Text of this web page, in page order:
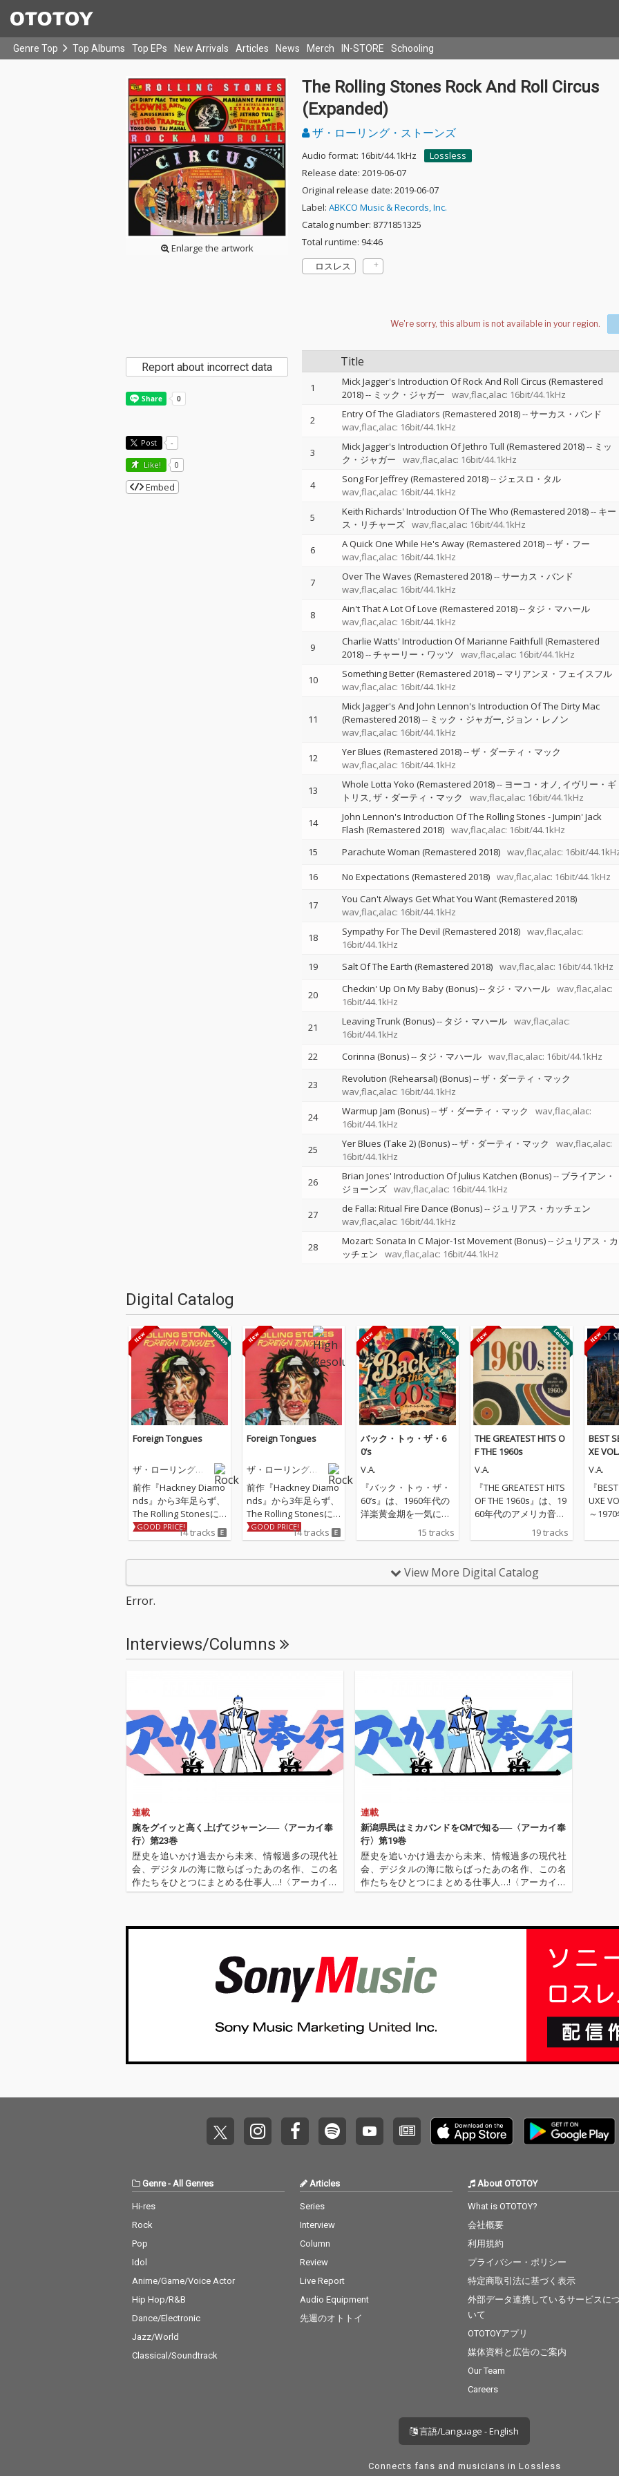
Genre Top Top Albums Top EPs New Arrivals Articles News Merch IN-STORE Schooling
Enlarge the artwork
The Rolling Stones Rock And Roll Circus
(Expanded)
ザ・ローリング・ストーンズ
Audio format: 16bit/44.1kHz
Lossless
Release date: 2019-06-07
Original release date: 2019-06-07
Label: ABKCO Music & Records, Inc.
Catalog number: 8771851325
Total runtime: 94:46
ロスレス
Title
1
Mick Jagger's Introduction Of Rock And Roll Circus (Remastered
2018)-- ミック・ジャガー wav,flac,alac: 16bit/44.1kHz
2 Entry Of The Gladiators (Remastered 2018)--サーカス・バンド
wav,flac,alac: 16bit/44.1kHz
3 Mick Jagger's Introduction Of Jethro Tull (Remastered 2018)-- ミッ
ク・ジャガー
wav,flac,alac: 16bit/44.1kHz
4 Song For Jeffrey (Remastered 2018)-- ジェスロ・タル
wav,flac,alac: 16bit/44.1kHz
5 Keith Richards' Introduction Of The Who (Remastered 2018)-- キー
ス・リチャーズ wav,flac,alac: 16bit/44.1kHz
6 A Quick One While He's Away (Remastered 2018)--ザ・フー
wav,flac,alac: 16bit/44.1kHz
7 Over The Waves (Remastered 2018)--サーカス・バンド
wav,flac,alac: 16bit/44.1kHz
8 Ain't That A Lot Of Love (Remastered 2018)-- タジ・マハール
wav,flac,alac: 16bit/44.1kHz
9
Charlie Watts' Introduction Of Marianne Faithfull (Remastered
2018)--チャーリー・ワッツ wav,flac,alac: 16bit/44.1kHz
10 Something Better (Remastered 2018)-- マリアンヌ・フェイスフル
wav,flac,alac: 16bit/44.1kHz
11
Mick Jagger's And John Lennon's Introduction Of The Dirty Mac
(Remastered 2018)-- ミック・ジャガー ジョン・レノン
wav,flac,alac: 16bit/44.1kHz
12 Yer Blues (Remastered 2018)--ザ・ダーティ・マック
wav,flac,alac: 16bit/44.1kHz
13 Whole Lotta Yoko (Remastered 2018)-- ヨーコ・オノ イヴリー・ギ
トリス ザ・ダーティ・マック wav,flac,alac: 16bit/44.1kHz
14
John Lennon's Introduction Of The Rolling Stones - Jumpin' Jack
Flash (Remastered 2018) wav,flac,alac: 16bit/44.1kHz
15 Parachute Woman (Remastered 2018) wav,flac,alac: 16bit/
16
No Expectations (Remastered 2018) wav,flac,alac: 16bit/44.1kHz
17
You Can't Always Get What You Want (Remastered 2018)
wav,flac,alac: 16bit/44.1kHz
18 Sympathy For The Devil (Remastered 2018) wav,flac,alac:
16bit/44.1kHz
19 Salt Of The Earth (Remastered 2018) wav,flac,alac: 16bit/44.1kHz
20 Checkin' Up On My Baby (Bonus)-- タジ・マハール wav,flac,alac:
16bit/44.1kHz
21 Leaving Trunk (Bonus)-- タジ・マハール wav,flac,alac:
16bit/44.1kHz
22 Corinna (Bonus)-- タジ・マハール wav,flac,alac: 16bit/44.1kHz
23 Revolution (Rehearsal) (Bonus)--ザ・ダーティ・マック
wav,flac,alac: 16bit/44.1kHz
24 Warmup Jam (Bonus)--ザ・ダーティ・マック
wav,flac,alac:
16bit/44.1kHz
25 Yer Blues (Take 2) (Bonus)--ザ・ダーティ・マック
wav,flac,alac:
16bit/44.1kHz
26 Brian Jones' Introduction Of Julius Katchen (Bonus)-- ブライアン・
ジョーンズ wav,flac,alac: 16bit/44.1kHz
27 de Falla: Ritual Fire Dance (Bonus)-- ジュリアス・カッチェン
wav,flac,alac: 16bit/44.1kHz
28 Mozart: Sonata In C Major-1st Movement (Bonus)-- ジュリアス・カ
ッチェン
wav,flac,alac: 16bit/44.1kHz
Report about incorrect data
Post -
Like! 0
Embed
Digital Catalog
Foreign Tongues
ザ・ローリング・
前作『Hackney Diamo
nds』から3年足らず、
The Rolling Stonesに
よる全14曲収録の新作
アルバム『Foreign Ton
『Hackney Diamond
ルバム。全14曲を収
録。 『Foreign Tongue
成。 Mick Jagger、Keit
h Richards、Ronnie W
oodは、『Hackney Di
amonds』も手掛けた
グラミー賞受賞プロデ
ューサーAndrew Watt
agger、Richards、Wo
odに加え、Darryl Jone
s、Matt Clifford、Stev
e Jordanといった主要
なメンバーが参加。 さ
らに2021年に逝去した
チャーリー・ワッツに
e）、そしてRed Hot C
hili PeppersのChad S
ム・ジャケットの印象
ストであるNathaniel
GOOD PRICE!14 tracks
Foreign Tongues
ザ・ローリング・
前作『Hackney Diamo
nds』から3年足らず、
The Rolling Stonesに
よる全14曲収録の新作
アルバム『Foreign Ton
ルバム。全14曲を収
録。 『Foreign Tongue
成。 Mick Jagger、Keit
h Richards、Ronnie W
oodは、『Hackney Di
amonds』も手掛けた
グラミー賞受賞プロデ
ューサーAndrew Watt
odに加え、Darryl Jone
e Jordanといった主要
なメンバーが参加。 さ
らに2021年に逝去した
チャーリー・ワッツに
ert Smith（The Cur
e）、そしてRed Hot C
hili PeppersのChad S
mithといった豪華ゲス
ム・ジャケットの印象
ストであるNathaniel
GOOD PRICE!14 tracks
バック・トゥ・ザ・6
0’s
V.A.
『バック・トゥ・ザ・
60’s』は、1960年代の
洋楽黄金期を一気に駆
け抜けるオールディー
ズ・ベストヒット集で
「夢のカリフォルニ
ア」、ボブ・ディラン
ヴ」、スティーヴィ
する1960年代洋楽が勢
ぞろい。 ロック、ソウ
ル、ポップス、サーフ
ロック、R&Bまで幅広
いジャンルが楽しめ、
クインシー・ジョーン
ル「ミザルー」、ザ・
フー「恋のピンチヒッ
ター」、ジミ・ヘンド
リックス「紫のけむ
り」など、時代を動か
した革新的なサウンド
が並びます。 昭和のラ
成。日本国内配信向け
に制作された本作は、
オールディーズファ
必聴の一枚です。
15 tracks
THE GREATEST HITS O
F THE 1960s
V.A.
『THE GREATEST HITS
OF THE 1960s』は、19
60年代のアメリカ音楽
シーンを象徴するオー
ルディーズの名曲を一
に“懐かしの洋楽 名曲
集”の決定版です。サイ
グ・ストーンズ「黒く
など、1960年代洋楽を
語るうえで欠かせない
代表曲が勢ぞろい。さ
らに、ザ・フォー・シ
ーズンズ、ザ・ロネッ
ツ、レスリー・ゴー
並び、ポップス、ロッ
ージポップスと幅広い
ジャンルを網羅してい
ます。テレビや映画で
耳にしたスタンダード
愛され続ける魅力に満
ちています。“時代を超
めるリスナーに最適
な、ベストヒットコン
19 tracks
BEST
XE
V.A.
『
UXE
～
ィー
る洋楽
「スト
一枚
セレ
View More Digital Catalog
Error.
Interviews/Columns
連載
腕をグイッと高く上げてジャーン──〈アーカイ奉
行〉第23巻
歴史を追いかけ過去から未来、情報過多の現代社
会、デジタルの海に散らばったあの名作、この名
作たちをひとつにまとめる仕事人…!〈アーカイ奉
行〉が今日もデジタルの乱世を治める…!'''〈アーカ
連載
新潟県民はミカバンドをCMで知る──〈アーカイ奉
行〉第19巻
歴史を追いかけ過去から未来、情報過多の現代社
会、デジタルの海に散らばったあの名作、この名
作たちをひとつにまとめる仕事人…!〈アーカイ奉
行〉が今日もデジタルの乱世を治める…!'''〈アーカ
Genre- All Genres
Hi-res
Rock
Pop
Idol
Anime/Game/Voice Actor
Hip Hop/R&B
Dance/Electronic
Jazz/World
Classical/Soundtrack
Articles
Series
Interview
Column
Review
Live Report
Audio Equipment
先週のオトトイ
About OTOTOY
What is OTOTOY?
会社概要
利用規約
プライバシー・ポリシー
特定商取引法に基づく表示
外部データ連携しているサービスにつ
いて
OTOTOYアプリ
媒体資料と広告のご案内
Our Team
Careers
言語/Language - English
Connects fans and musicians in Lossless